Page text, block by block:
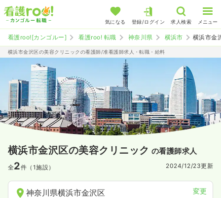
気になる 登録/ログイン 求人検索 メニュー
看護roo![カンゴルー] 看護roo! 転職 神奈川県 横浜市 横浜市金
横浜市金沢区の美容クリニックの看護師/准看護師求人・転職・給料
横浜市金沢区の美容クリニック の看護師求人
全2件（1施設） 2024/12/23更新
神奈川県横浜市金沢区 変更